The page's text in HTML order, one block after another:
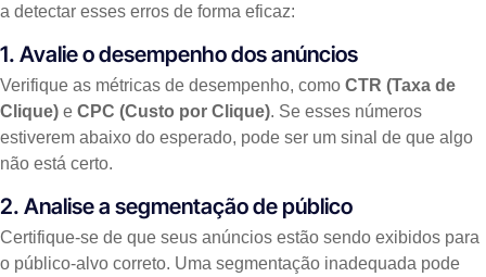
a detectar esses erros de forma eficaz:
1. Avalie o desempenho dos anúncios
Verifique as métricas de desempenho, como CTR (Taxa de
Clique) e CPC (Custo por Clique). Se esses números
estiverem abaixo do esperado, pode ser um sinal de que algo
não está certo.
2. Analise a segmentação de público
Certifique-se de que seus anúncios estão sendo exibidos para
o público-alvo correto. Uma segmentação inadequada pode